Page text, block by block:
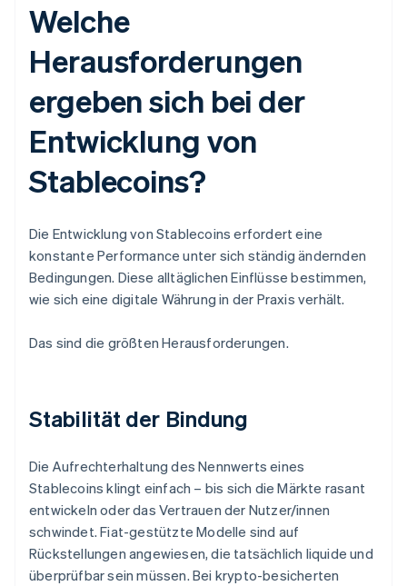
Welche
Herausforderungen
ergeben sich bei der
Entwicklung von
Stablecoins?
Die Entwicklung von Stablecoins erfordert eine
konstante Performance unter sich ständig ändernden
Bedingungen. Diese alltäglichen Einflüsse bestimmen,
wie sich eine digitale Währung in der Praxis verhält.
Das sind die größten Herausforderungen.
Stabilität der Bindung
Die Aufrechterhaltung des Nennwerts eines
Stablecoins klingt einfach – bis sich die Märkte rasant
entwickeln oder das Vertrauen der Nutzer/innen
schwindet. Fiat-gestützte Modelle sind auf
Rückstellungen angewiesen, die tatsächlich liquide und
überprüfbar sein müssen. Bei krypto-besicherten